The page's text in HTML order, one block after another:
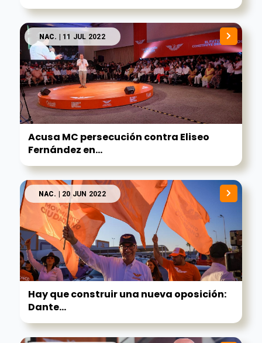
NAC. | 11 JUL 2022
Acusa MC persecución contra Eliseo
Fernández en...
NAC. | 20 JUN 2022
Hay que construir una nueva oposición:
Dante...